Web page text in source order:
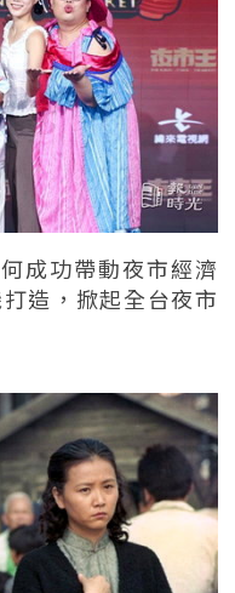
成功帶動夜市經濟
造，掀起全台夜市